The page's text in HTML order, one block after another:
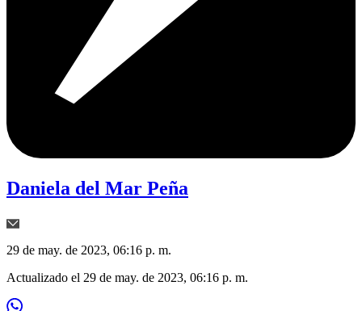
Daniela del Mar Peña
29 de may. de 2023, 06:16 p. m.
Actualizado el 29 de may. de 2023, 06:16 p. m.